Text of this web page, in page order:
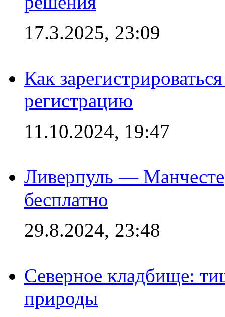
17.3.2025, 23:09
Как
регистрацию
11.10.2024, 19:47
Ливерпуль —
бесплатно
29.8.2024, 23:48
Северное кладбище:
природы